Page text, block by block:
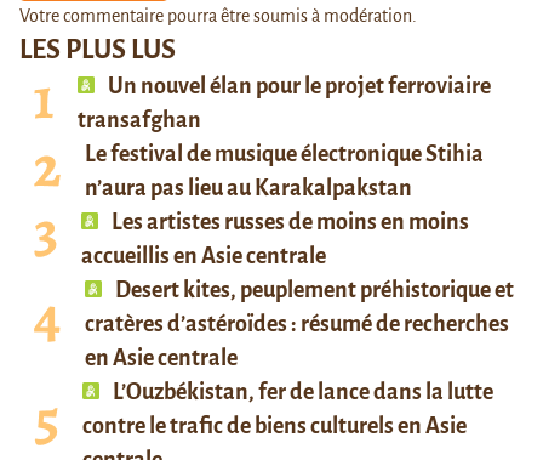
LES PLUS LUS
Un nouvel élan pour le projet ferroviaire
transafghan
Le festival de musique électronique Stihia
n’aura pas lieu au Karakalpakstan
Les artistes russes de moins en moins
accueillis en Asie centrale
Desert kites, peuplement préhistorique et
cratères d’astéroïdes : résumé de recherches
en Asie centrale
L’Ouzbékistan, fer de lance dans la lutte
contre le trafic de biens culturels en Asie
Votre commentaire pourra être soumis à modération.